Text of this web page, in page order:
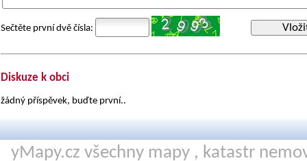
Sečtěte první dvě čísla:
Diskuze k obci
žádný příspěvek, buďte první..
yMapy.cz všechny mapy , katastr